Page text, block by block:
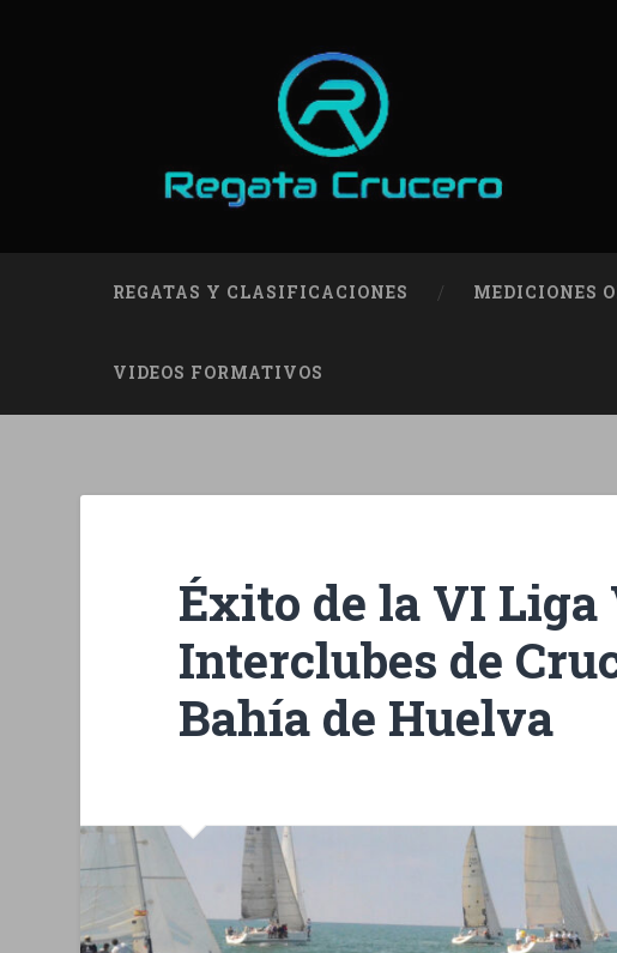
REGATAS Y CLASIFICACIONES MEDICIONES
VIDEOS FORMATIVOS
Éxito de la VI Liga
Interclubes de
Bahía de Huelva